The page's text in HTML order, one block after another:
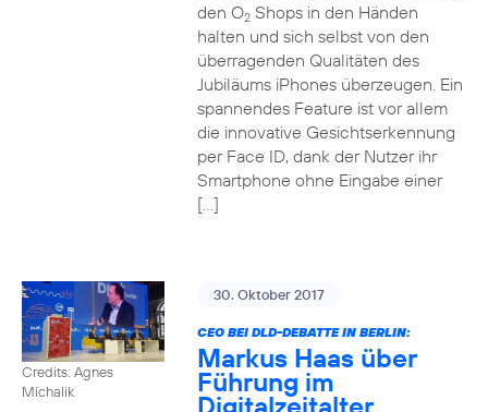
den O2Shops in den Händen
halten und sich selbst von den
überragenden Qualitäten des
Jubiläums iPhones überzeugen. Ein
spannendes Feature ist vor allem
die innovative Gesichtserkennung
per Face ID, dank der Nutzer ihr
Smartphone ohne Eingabe einer
[…]
Credits: Agnes
Michalik
30. Oktober 2017
CEO BEI DLD-DEBATTE IN BERLIN:
Markus Haas über
Führung im
Digitalzeitalter